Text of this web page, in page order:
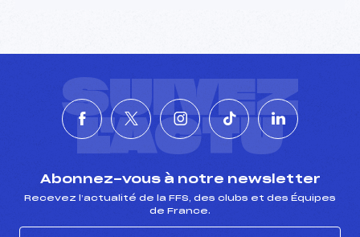
SUIVEZ
L'ACTU
Abonnez-vous à notre newsletter
Recevez l’actualité de la FFS, des clubs et des Équipes
de France.